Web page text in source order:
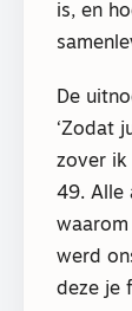
is, en
De
‘Zodat
zover ik
49. Alle
werd
deze je